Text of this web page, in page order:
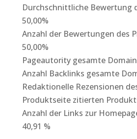
Durchschnittliche Bewertung
50,00%
Anzahl der Bewertungen des
50,00%
Pageautority gesamte Domain
Anzahl Backlinks gesamte
Redaktionelle Rezensionen
Produktseite zitierten
Anzahl der Links zur
40,91 %